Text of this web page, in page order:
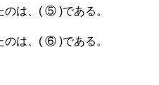
のは、( ⑤ )である。
のは、( ⑥ )である。